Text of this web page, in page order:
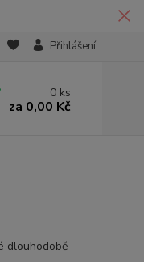
Přihlášení
0 ks
za 0,00 Kč